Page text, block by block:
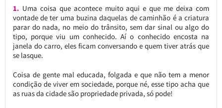
1. Uma coisa que acontece muito aqui e que me deixa com
vontade de ter uma buzina daquelas de caminhão é a criatura
parar do nada, no meio do trânsito, sem dar sinal ou algo do
tipo, porque viu um conhecido. Aí o conhecido encosta na
janela do carro, eles ficam conversando e quem tiver atrás que
se lasque.
Coisa de gente mal educada, folgada e que não tem a menor
condição de viver em sociedade, porque né, esse tipo acha que
as ruas da cidade são propriedade privada, só pode!